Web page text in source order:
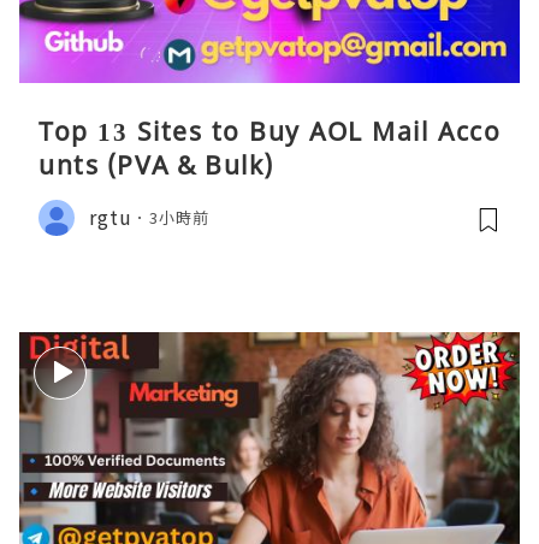
Top 13 Sites to Buy AOL Mail Acco
unts (PVA & Bulk)
rgtu 3小時前